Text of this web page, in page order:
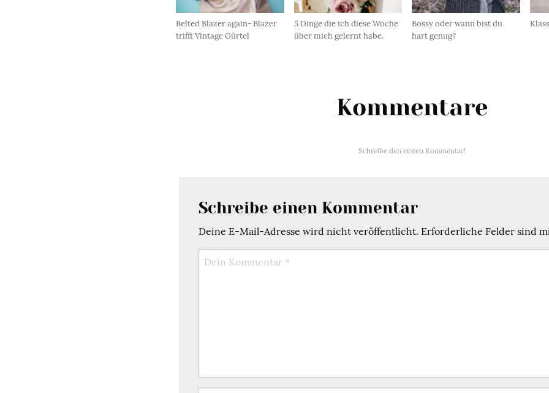
Belted Blazer again- Blazer
trifft Vintage Gürtel
5 Dinge die ich diese Woche
über mich gelernt habe.
Bossy oder wann bist du
hart genug?
Kommentare
Schreibe den ersten Kommentar!
Schreibe einen Kommentar
Deine E-Mail-Adresse wird nicht veröffentlicht. Erforderliche Felder sind